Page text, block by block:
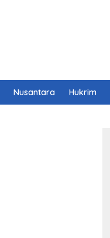
Nusantara Hukrim